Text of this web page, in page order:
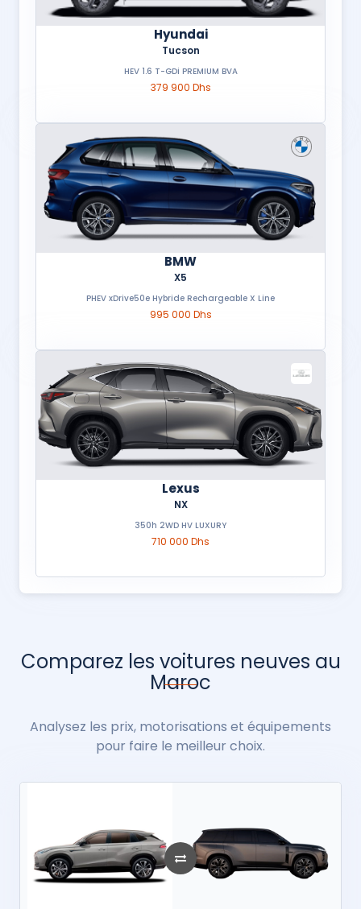
Hyundai
Tucson
HEV 1.6 T-GDi PREMIUM BVA
379 900 Dhs
BMW
X5
PHEV xDrive50e Hybride Rechargeable X Line
995 000 Dhs
Lexus
NX
350h 2WD HV LUXURY
710 000 Dhs
Comparez les voitures neuves au
Maroc
Analysez les prix, motorisations et équipements
pour faire le meilleur choix.